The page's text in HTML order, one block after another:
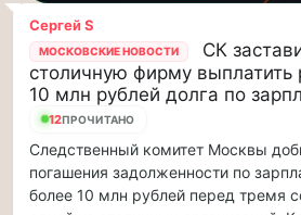
прогулку
по
Москве
Чайковского!…
приглашаем
на
музыкальную
новости
и
инсайды
Москвы
Сергей S
МОСКОВСКИЕ НОВОСТИ
СК
столичную фирму выплатить
10 млн рублей долга по
12ПРОЧИТАНО
Следственный комитет Москвы
погашения задолженности по
более 10 млн рублей перед тремя